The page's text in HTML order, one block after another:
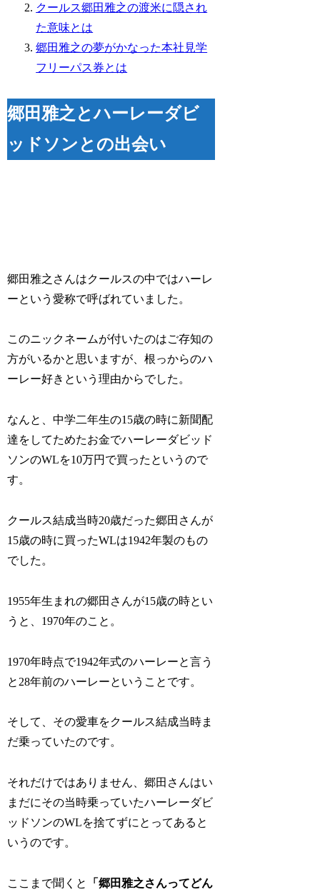
クールス郷田雅之の渡米に隠され
た意味とは
郷田雅之の夢がかなった本社見学
フリーパス券とは
郷田雅之とハーレーダビ
ッドソンとの出会い
郷田雅之さんはクールスの中ではハーレ
ーという愛称で呼ばれていました。
このニックネームが付いたのはご存知の
方がいるかと思いますが、根っからのハ
ーレー好きという理由からでした。
なんと、中学二年生の15歳の時に新聞配
達をしてためたお金でハーレーダビッド
ソンのWLを10万円で買ったというので
す。
クールス結成当時20歳だった郷田さんが
15歳の時に買ったWLは1942年製のもの
でした。
1955年生まれの郷田さんが15歳の時とい
うと、1970年のこと。
1970年時点で1942年式のハーレーと言う
と28年前のハーレーということです。
そして、その愛車をクールス結成当時ま
だ乗っていたのです。
それだけではありません、郷田さんはい
まだにその当時乗っていたハーレーダビ
ッドソンのWLを捨てずにとってあると
いうのです。
ここまで聞くと
「郷田雅之さんってどん